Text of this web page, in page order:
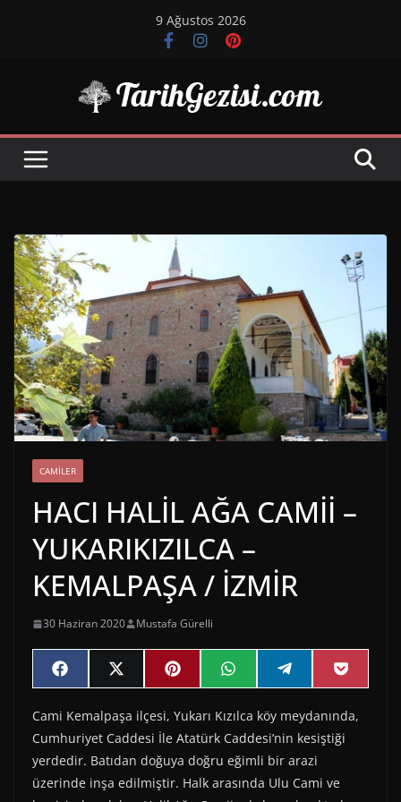
9 Ağustos 2026
CAMILER
HACI HALİL AĞA CAMİİ –
YUKARIKIZILCA –
KEMALPAŞA / İZMİR
30 Haziran 2020 Mustafa Gürelli
Share
on
F
a
e
b
o
o
k
Share
on
X
(
w
i
t
t
e
r
Share
on
P
i
t
e
r
e
s
t
Share
on
W
h
t
s
A
p
p
Share
on
e
e
g
r
a
m
Share
on
P
o
k
Cami Kemalpaşa ilçesi, Yukarı Kızılca köy meydanında,
Cumhuriyet Caddesi İle Atatürk Caddesi’nin kesiştiği
yerdedir. Batıdan doğuya doğru eğimli bir arazi
üzerinde inşa edilmiştir. Halk arasında Ulu Cami ve